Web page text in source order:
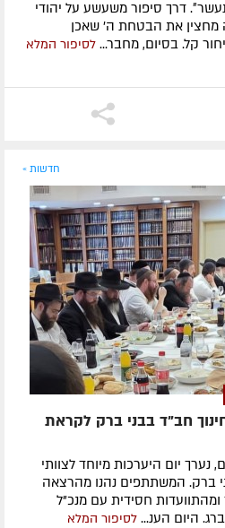
דרך סיפור משעשע על יהודי
מחצין את הבטחת ה' שאכן
קל. בסיום, מחבר... לסיפור המלא
חדשות »
חב"ד בבני ברק לקראת
יום היערכות מיוחד לצוותי
ברק. המשתתפים נהנו מהרצאה
חסידית עם מנכ"ל
היום הענ... לסיפור המלא